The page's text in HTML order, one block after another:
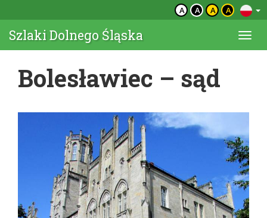
A A A A
Szlaki Dolnego Śląska
Bolesławiec – sąd